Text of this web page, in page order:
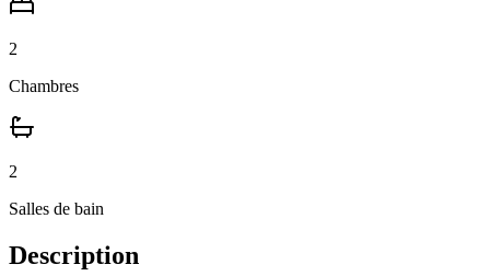
2
Chambres
2
Salles de bain
Description